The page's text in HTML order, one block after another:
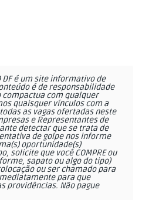
DF é um site informativo de
é de responsabilidade
compactua com qualquer
quaisquer vínculos com a
as vagas ofertadas neste
e Representantes de
detectar que se trata de
de golpe nos informe
oportunidade(s)
solicite que você COMPRE ou
sapato ou algo do tipo)
ou ser chamado para
para que
providências. Não pague